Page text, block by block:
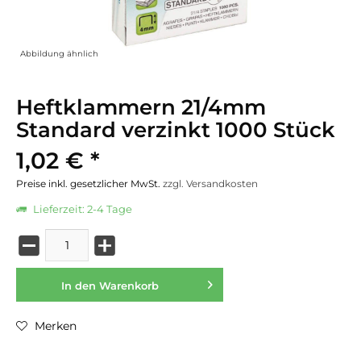
Abbildung ähnlich
Heftklammern 21/4mm
Standard verzinkt 1000 Stück
1,02 € *
Preise inkl. gesetzlicher MwSt. zzgl. Versandkosten
Lieferzeit: 2-4 Tage
In den Warenkorb
Merken